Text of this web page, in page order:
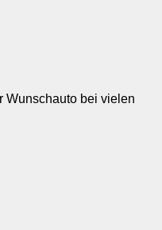
Wunschauto bei vielen